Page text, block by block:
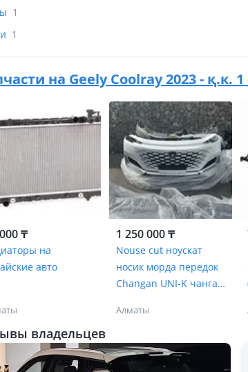
1
1
на Geely Coolray 2023 - қ.к.
₸
на
авто
1 250 000 ₸
Nouse cut ноускат
носик морда передок
Changan UNI-K чанган
Алматы
владельцев